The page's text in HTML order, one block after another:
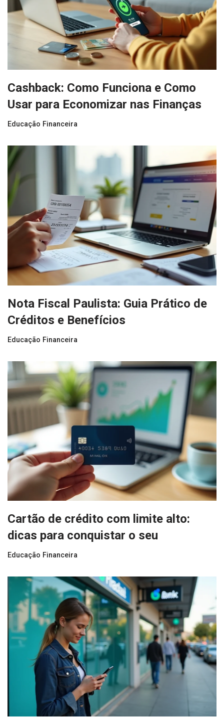
Cashback: Como Funciona e Como
Usar para Economizar nas Finanças
Educação Financeira
Nota Fiscal Paulista: Guia Prático de
Créditos e Benefícios
Educação Financeira
Cartão de crédito com limite alto:
dicas para conquistar o seu
Educação Financeira